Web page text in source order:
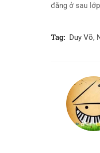
đắng ở sau
Tag: Duy Võ,